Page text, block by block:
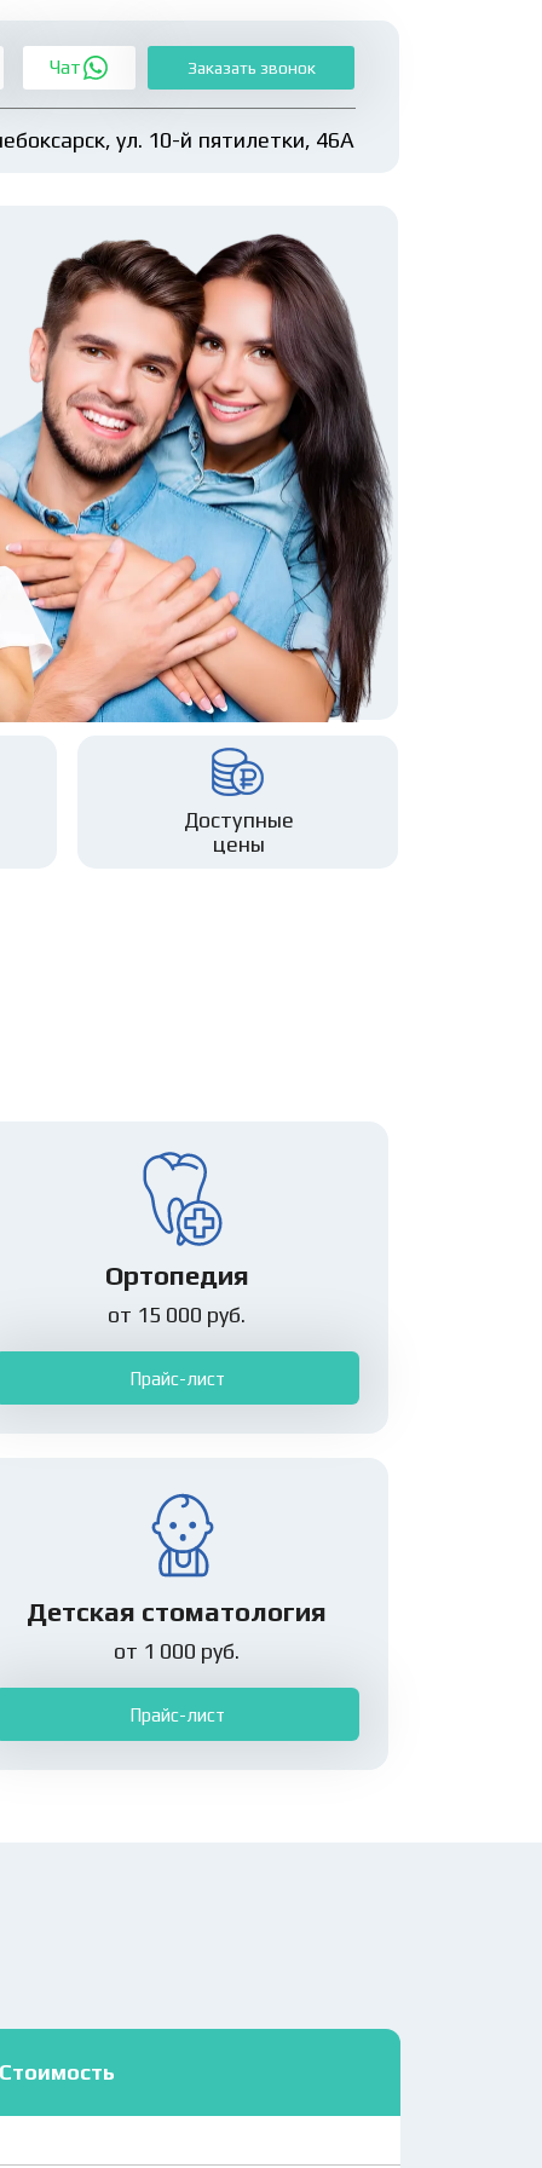
Чат Заказать звонок
ул. 10-й пятилетки, 46А
Доступные
цены
Ортопедия
от 15 000 руб.
Прайс-лист
Детская стоматология
от 1 000 руб.
Прайс-лист
Стоимость